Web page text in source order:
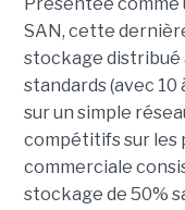
SAN, cette
stockage distribué
standards (avec 10
sur un simple
compétitifs sur les
commerciale
stockage de 50%